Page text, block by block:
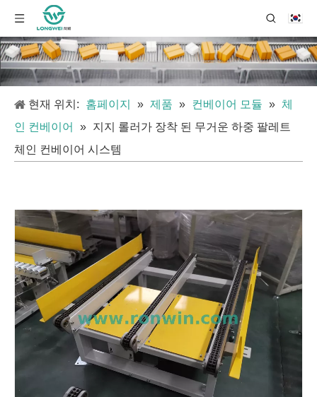
현재 위치: 홈페이지 » 제품 » 컨베이어 모듈 » 체
인 컨베이어
» 지지 롤러가 장착 된 무거운 하중 팔레트
체인 컨베이어 시스템